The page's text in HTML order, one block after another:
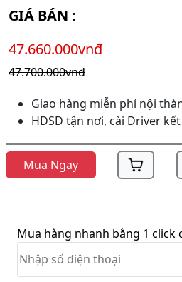
GIÁ BÁN :
47.660.000vnđ
47.700.000vnđ
Giao hàng miễn phí nội
HDSD tận nơi, cài Driver
Mua Ngay
Mua hàng nhanh bằng 1 click